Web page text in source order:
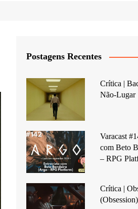
Postagens Recentes
Crítica |
Não-Lugar
Varacast
com Beto
– RPG
Crítica |
(Obsession)